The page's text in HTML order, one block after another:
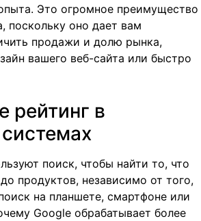
Это огромное преимущество
поскольку оно дает вам
продажи и долю рынка,
вашего веб-сайта или быстро
рейтинг в
поиск, чтобы найти то, что
продуктов, независимо от того,
на планшете, смартфоне или
Google обрабатывает более